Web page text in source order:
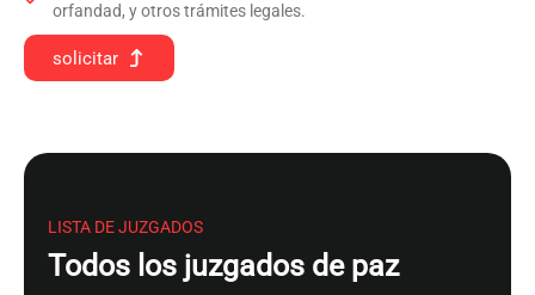
orfandad, y otros trámites legales.
solicitar
LISTA DE JUZGADOS
Todos los juzgados de paz